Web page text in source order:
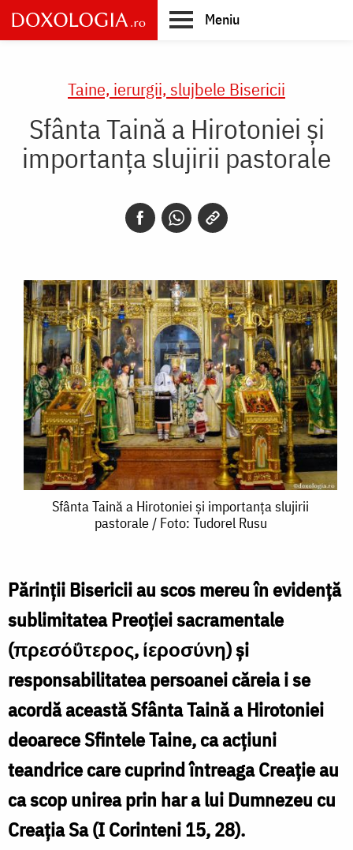
Skip
to
main
Meniu
Taine, ierurgii, slujbele Bisericii
Sfânta Taină a Hirotoniei și
importanța slujirii pastorale
Sfânta
Hirotoniei
și
importanța
pastorale
Foto:
Tudorel
Rusu
Sfânta Taină a Hirotoniei și importanța slujirii
pastorale / Foto: Tudorel Rusu
Părinţii Bisericii au scos mereu în evidenţă
sublimitatea Preoţiei sacramentale
(πρεσόΰτερος, ίεροσύνη) şi
responsabilitatea persoanei căreia i se
acordă această Sfânta Taină a Hirotoniei
deoarece Sfintele Taine, ca acțiuni
teandrice care cuprind întreaga Creație au
ca scop unirea prin har a lui Dumnezeu cu
Creația Sa (I Corinteni 15, 28).